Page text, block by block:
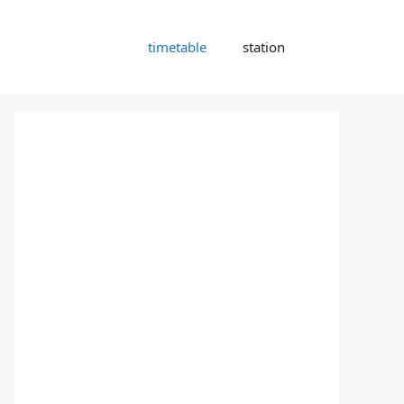
timetable station